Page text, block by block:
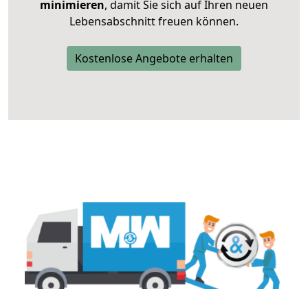
minimieren, damit Sie sich auf Ihren neuen
Lebensabschnitt freuen können.
Kostenlose Angebote erhalten